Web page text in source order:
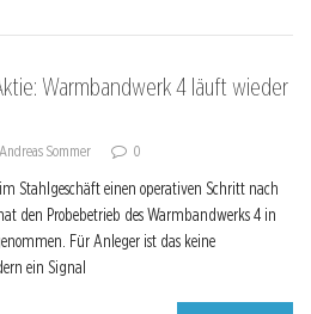
Warmbandwerk 4 läuft wieder
Andreas Sommer 0
Stahlgeschäft einen operativen Schritt nach
den Probebetrieb des Warmbandwerks 4 in
Für Anleger ist das keine
ein Signal